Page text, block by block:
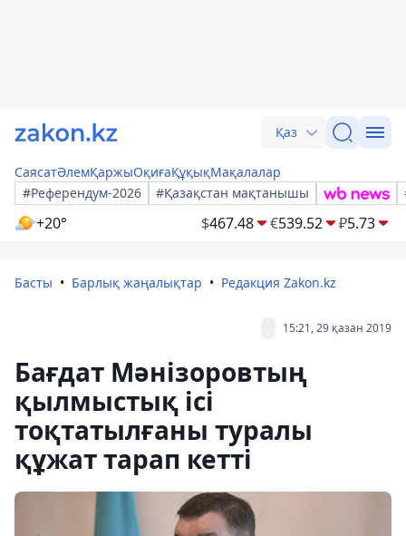
Қаз
СаясатӘлемҚаржыОқиғаҚұқықМақалалар
#Референдум-2026
#Қазақстан мақтанышы
+20° $467.48 €539.52 ₽5.73
Басты Барлық жаңалықтар Редакция Zakon.kz
15:21, 29 қазан 2019
Бағдат Мәнізоровтың
қылмыстық ісі
тоқтатылғаны туралы
құжат тарап кетті